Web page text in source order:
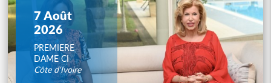
7 Août
2026
PREMIERE
DAME CI
Côte d'Ivoire